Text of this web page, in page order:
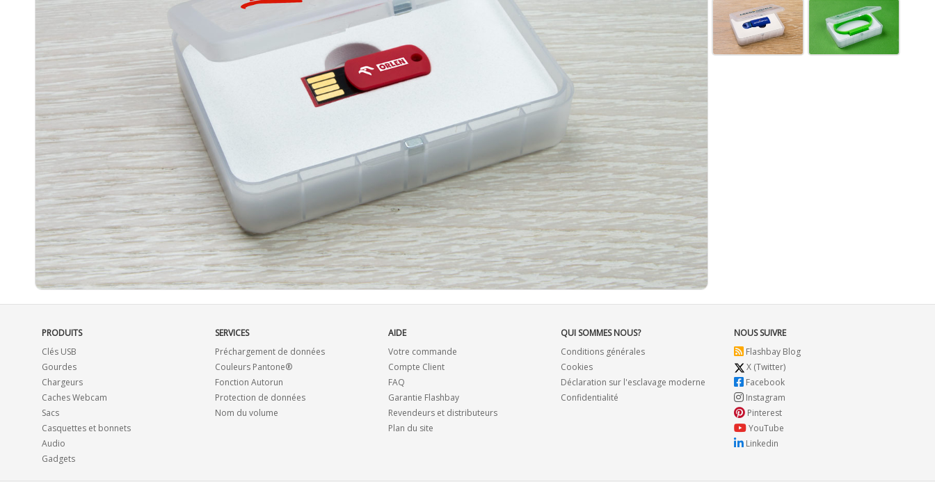
PRODUITS
Clés USB
Gourdes
Chargeurs
Caches Webcam
Sacs
Casquettes et bonnets
Audio
Gadgets
SERVICES
Préchargement de données
Couleurs Pantone®
Fonction Autorun
Protection de données
Nom du volume
AIDE
Votre commande
Compte Client
FAQ
Garantie Flashbay
Revendeurs et distributeurs
Plan du site
QUI SOMMES NOUS?
Conditions générales
Cookies
Déclaration sur l'esclavage moderne
Confidentialité
NOUS SUIVRE
Flashbay Blog
X (Twitter)
Facebook
Instagram
Pinterest
YouTube
Linkedin